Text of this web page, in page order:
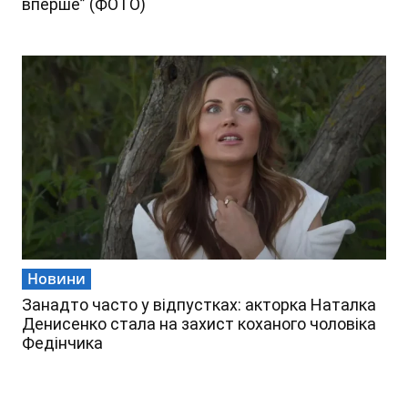
вперше” (ФОТО)
Новини
Занадто часто у відпустках: акторка Наталка
Денисенко стала на захист коханого чоловіка
Федінчика